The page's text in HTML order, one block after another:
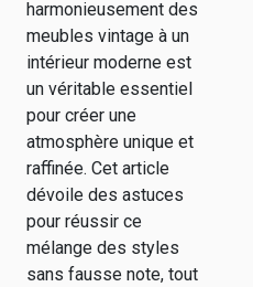
harmonieusement des
meubles vintage à un
intérieur moderne est
un véritable essentiel
pour créer une
atmosphère unique et
raffinée. Cet article
dévoile des astuces
pour réussir ce
mélange des styles
sans fausse note, tout